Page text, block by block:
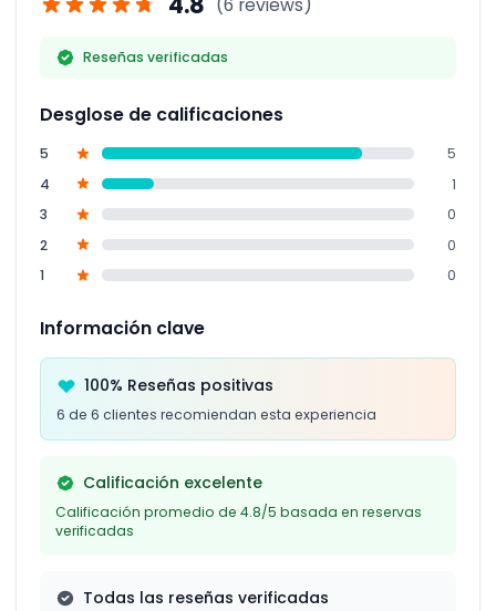
Reseñas verificadas
Desglose de calificaciones
5
5
4
1
3
0
2
0
1
0
Información clave
100% Reseñas positivas
6 de 6 clientes recomiendan esta experiencia
Calificación excelente
Calificación promedio de 4.8/5 basada en reservas
verificadas
Todas las reseñas verificadas